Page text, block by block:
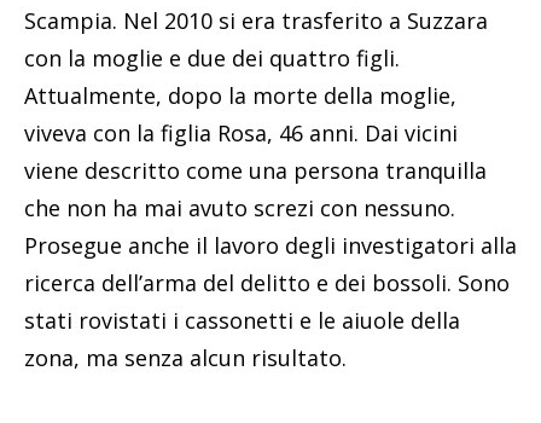
Scampia. Nel 2010 si era trasferito a Suzzara
con la moglie e due dei quattro figli.
Attualmente, dopo la morte della moglie,
viveva con la figlia Rosa, 46 anni. Dai vicini
viene descritto come una persona tranquilla
che non ha mai avuto screzi con nessuno.
Prosegue anche il lavoro degli investigatori alla
ricerca dell’arma del delitto e dei bossoli. Sono
stati rovistati i cassonetti e le aiuole della
zona, ma senza alcun risultato.